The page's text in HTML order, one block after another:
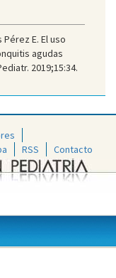
E. El uso
agudas
2019;15:34.
RSS Contacto